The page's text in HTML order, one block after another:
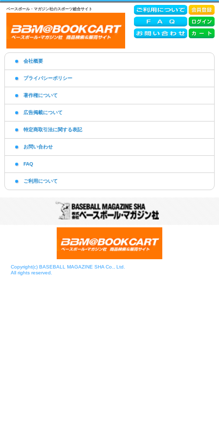
ベースボール・マガジン社のスポーツ総合サイト
会社概要
プライバシーポリシー
著作権について
広告掲載について
特定商取引法に関する表記
お問い合わせ
FAQ
ご利用について
Copyright(c) BASEBALL MAGAZINE SHA Co., Ltd.
All rights reserved.